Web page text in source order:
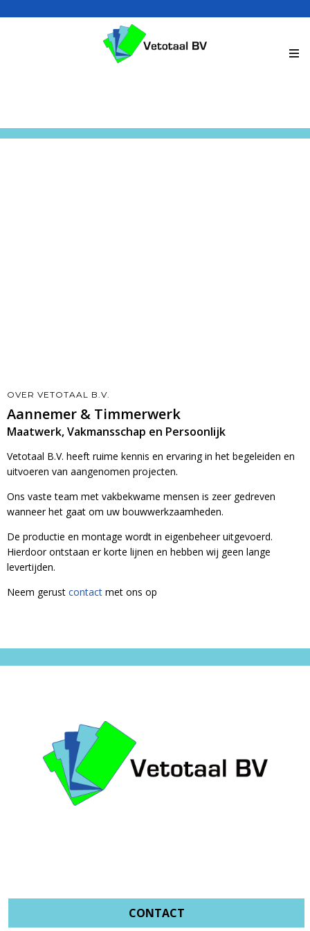
OVER VETOTAAL B.V.
Aannemer & Timmerwerk
Maatwerk, Vakmansschap en Persoonlijk
Vetotaal B.V. heeft ruime kennis en ervaring in het begeleiden en
uitvoeren van aangenomen projecten.
Ons vaste team met vakbekwame mensen is zeer gedreven
wanneer het gaat om uw bouwwerkzaamheden.
De productie en montage wordt in eigenbeheer uitgevoerd.
Hierdoor ontstaan er korte lijnen en hebben wij geen lange
levertijden.
Neem gerust contact met ons op
CONTACT